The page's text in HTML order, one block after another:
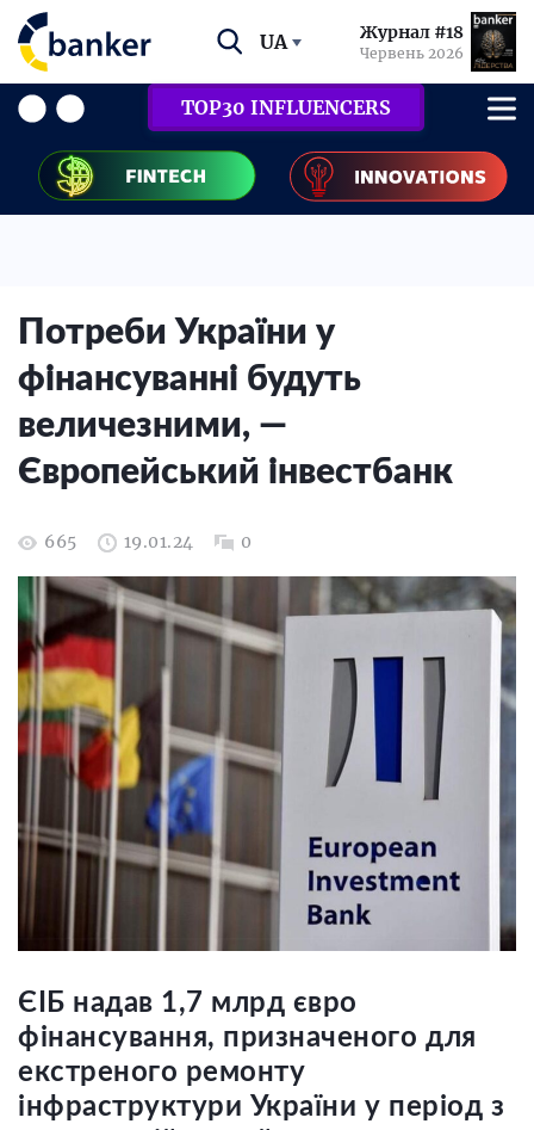
UA Журнал #18
Червень 2026
TOP30 INFLUENCERS
Потреби України у
фінансуванні будуть
величезними, —
Європейський інвестбанк
665 19.01.24 0
ЄІБ надав 1,7 млрд євро
фінансування, призначеного для
екстреного ремонту
інфраструктури України у період з